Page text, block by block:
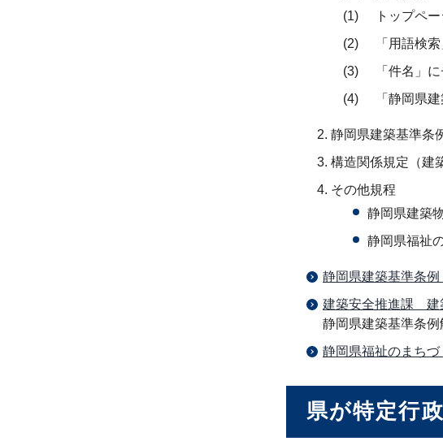
トップペ
「用語検
「件名」
「静岡県
静岡県建築基準条
構造関係規定（建
その他規程
静岡県建築
静岡県福祉
静岡県建築基準条例
建築安全推進課 建
静岡県建築基準条
静岡県福祉のまちづ
県が特定行